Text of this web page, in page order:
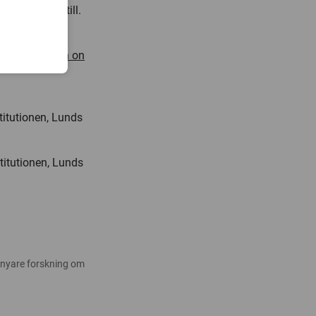
ska hjälpa till.
reproduction on
Lunds
Lunds
forskning om